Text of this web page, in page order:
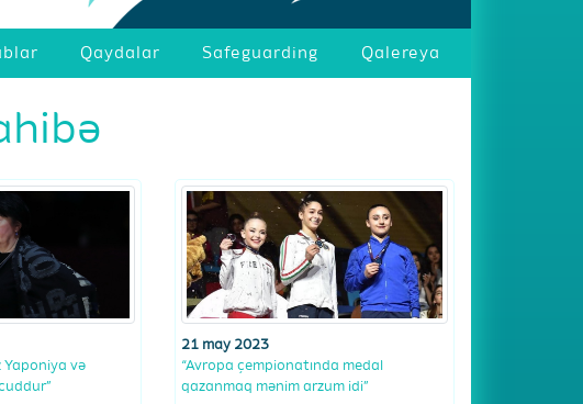
Qaydalar Safeguarding Qalereya
Yaponiya və
21 may 2023
“Avropa çempionatında medal
qazanmaq mənim arzum idi”